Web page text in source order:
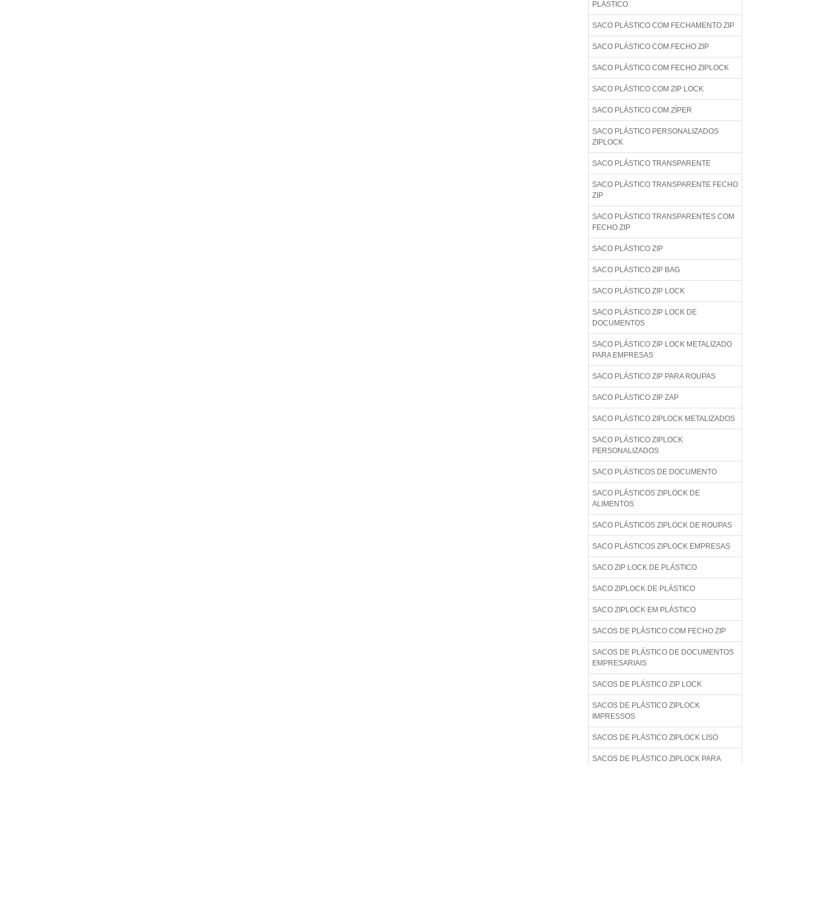
PLÁSTICO
SACO PLÁSTICO COM FECHAMENTO ZIP
SACO PLÁSTICO COM FECHO ZIP
SACO PLÁSTICO COM FECHO ZIPLOCK
SACO PLÁSTICO COM ZIP LOCK
SACO PLÁSTICO COM ZÍPER
SACO PLÁSTICO PERSONALIZADOS
ZIPLOCK
SACO PLÁSTICO TRANSPARENTE
SACO PLÁSTICO TRANSPARENTE FECHO
ZIP
SACO PLÁSTICO TRANSPARENTES COM
FECHO ZIP
SACO PLÁSTICO ZIP
SACO PLÁSTICO ZIP BAG
SACO PLÁSTICO ZIP LOCK
SACO PLÁSTICO ZIP LOCK DE
DOCUMENTOS
SACO PLÁSTICO ZIP LOCK METALIZADO
PARA EMPRESAS
SACO PLÁSTICO ZIP PARA ROUPAS
SACO PLÁSTICO ZIP ZAP
SACO PLÁSTICO ZIPLOCK METALIZADOS
SACO PLÁSTICO ZIPLOCK
PERSONALIZADOS
SACO PLÁSTICOS DE DOCUMENTO
SACO PLÁSTICOS ZIPLOCK DE
ALIMENTOS
SACO PLÁSTICOS ZIPLOCK DE ROUPAS
SACO PLÁSTICOS ZIPLOCK EMPRESAS
SACO ZIP LOCK DE PLÁSTICO
SACO ZIPLOCK DE PLÁSTICO
SACO ZIPLOCK EM PLÁSTICO
SACOS DE PLÁSTICO COM FECHO ZIP
SACOS DE PLÁSTICO DE DOCUMENTOS
EMPRESARIAIS
SACOS DE PLÁSTICO ZIP LOCK
SACOS DE PLÁSTICO ZIPLOCK
IMPRESSOS
SACOS DE PLÁSTICO ZIPLOCK LISO
SACOS DE PLÁSTICO ZIPLOCK PARA